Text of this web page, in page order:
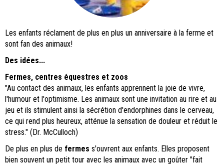
Les enfants réclament de plus en plus un anniversaire à la ferme et
sont fan des animaux!
Des idées...
Fermes, centres équestres et zoos
"Au contact des animaux, les enfants apprennent la joie de vivre,
l'humour et l'optimisme. Les animaux sont une invitation au rire et au
jeu et ils stimulent ainsi la sécrétion d'endorphines dans le cerveau,
ce qui rend plus heureux, atténue la sensation de douleur et réduit le
stress." (Dr. McCulloch)
De plus en plus de fermes s'ouvrent aux enfants. Elles proposent
bien souvent un petit tour avec les animaux avec un goûter "fait